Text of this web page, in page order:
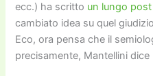
ecc.) ha scritto un lungo post
cambiato idea su quel
Eco, ora pensa che il
precisamente, Mantellini dice